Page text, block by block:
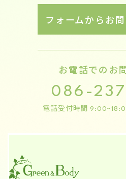
フォームからお
お電話でのお
086-
電話受付時間